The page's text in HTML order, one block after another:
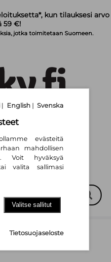
kun tilauksesi arvo
59 €!
jotka toimitetaan Suomeen.
|
| English | Svenska
evästeitä
mahdollisen
Voit hyväksyä
valita sallimasi
Valitse sallitut
Tietosuojaseloste